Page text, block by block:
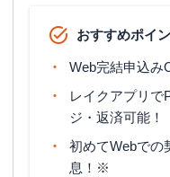
おすすめポイ
Web完結申込み
レイクアプリで
ジ・返済可能！
初めてWebでの
息！※